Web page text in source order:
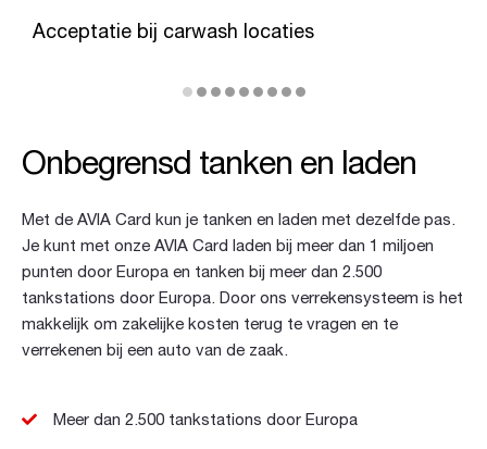
Acceptatie bij carwash locaties
Onbegrensd tanken en laden
Met de AVIA Card kun je tanken en laden met dezelfde pas.
Je kunt met onze AVIA Card laden bij meer dan 1 miljoen
punten door Europa en tanken bij meer dan 2.500
tankstations door Europa. Door ons verrekensysteem is het
makkelijk om zakelijke kosten terug te vragen en te
verrekenen bij een auto van de zaak.
Meer dan 2.500 tankstations door Europa